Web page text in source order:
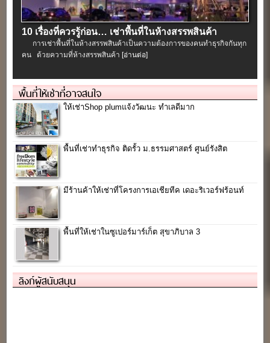
10 เรื่องที่ควรรู้ก่อน… เช่าพื้นที่ในห้างสรรพสินค้า
การเช่าพื้นที่ในห้างสรรพสินค้าเป็นความต้องการของคนทำธุรกิจกันทุก
คน ด้วยความที่ห้างสรรพสินค้า [อ่านต่อ]
พื้นที่ให้เช่าที่อาจสนใจ
ให้เช่าShop plumแจ้งวัฒนะ ทำเลดีมาก
พื้นที่เช่าทำธุรกิจ ติดรั้ว ม.ธรรมศาสตร์ ศูนย์รังสิต
มีร้านค้าให้เช่าที่โครงการเอเชียทีค เดอะริเวอร์ฟร้อนท์
พื้นที่ให้เช่าในซูเปอร์มาร์เก็ต สุขาภิบาล 3
ลิงก์ผู้สนับสนุน